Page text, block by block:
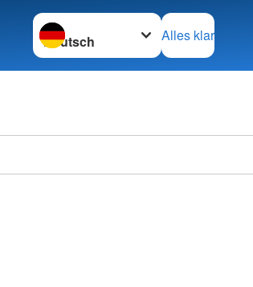
Sprache wechseln zu
Alles klar